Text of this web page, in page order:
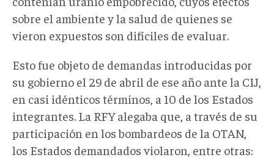
sobre el ambiente y la salud de quienes se
vieron expuestos son difíciles de evaluar.
Esto fue objeto de demandas introducidas por
su gobierno el 29 de abril de ese año ante la CIJ,
en casi idénticos términos, a 10 de los Estados
integrantes. La RFY alegaba que, a través de su
participación en los bombardeos de la OTAN,
los Estados demandados violaron, entre otras: